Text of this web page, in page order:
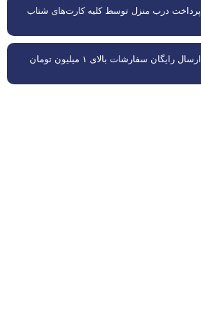
پرداخت درب منزل توسط کلیه کارت‌های شتاب
ارسال رایگان سفارشات بالای ۱ میلیون تومان